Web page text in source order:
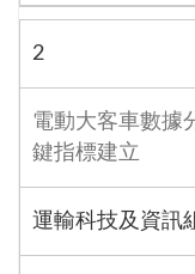
2
電動大客車數據
鍵指標建立
運輸科技及資訊